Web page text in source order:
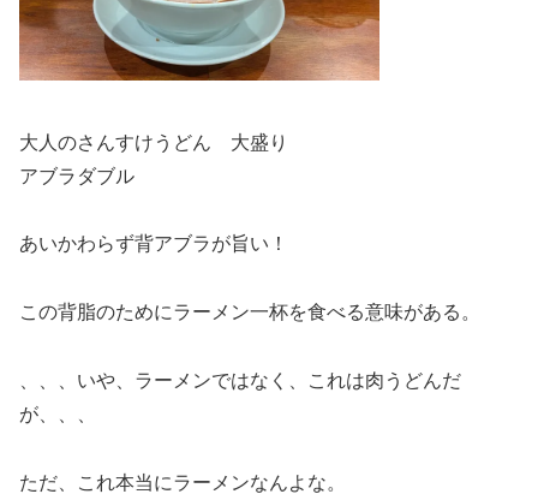
大人のさんすけうどん 大盛り
アブラダブル
あいかわらず背アブラが旨い！
この背脂のためにラーメン一杯を食べる意味がある。
、、、いや、ラーメンではなく、これは肉うどんだ
が、、、
ただ、これ本当にラーメンなんよな。